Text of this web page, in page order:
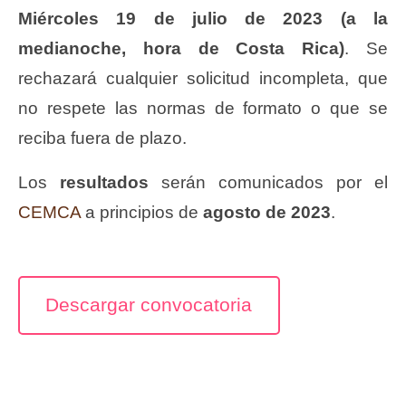
Miércoles 19 de julio de 2023 (a la
medianoche, hora de Costa Rica). Se
rechazará cualquier solicitud incompleta, que
no respete las normas de formato o que se
reciba fuera de plazo.
Los resultados serán comunicados por el
CEMCA a principios de agosto de 2023.
Descargar convocatoria